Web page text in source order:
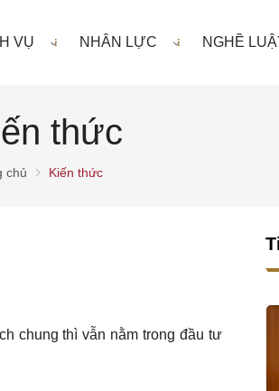
VỤ NHÂN LỰC NGHỀ
thức
chủ Kiến thức
chung thì vẫn nằm trong đầu tư